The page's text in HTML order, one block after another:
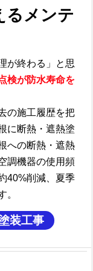
るメンテ
が終わる」と思
検が防水寿命を
の施工履歴を把
に断熱・遮熱塗
への断熱・遮熱
調機器の使用頻
40%削減、夏季
。
装工事